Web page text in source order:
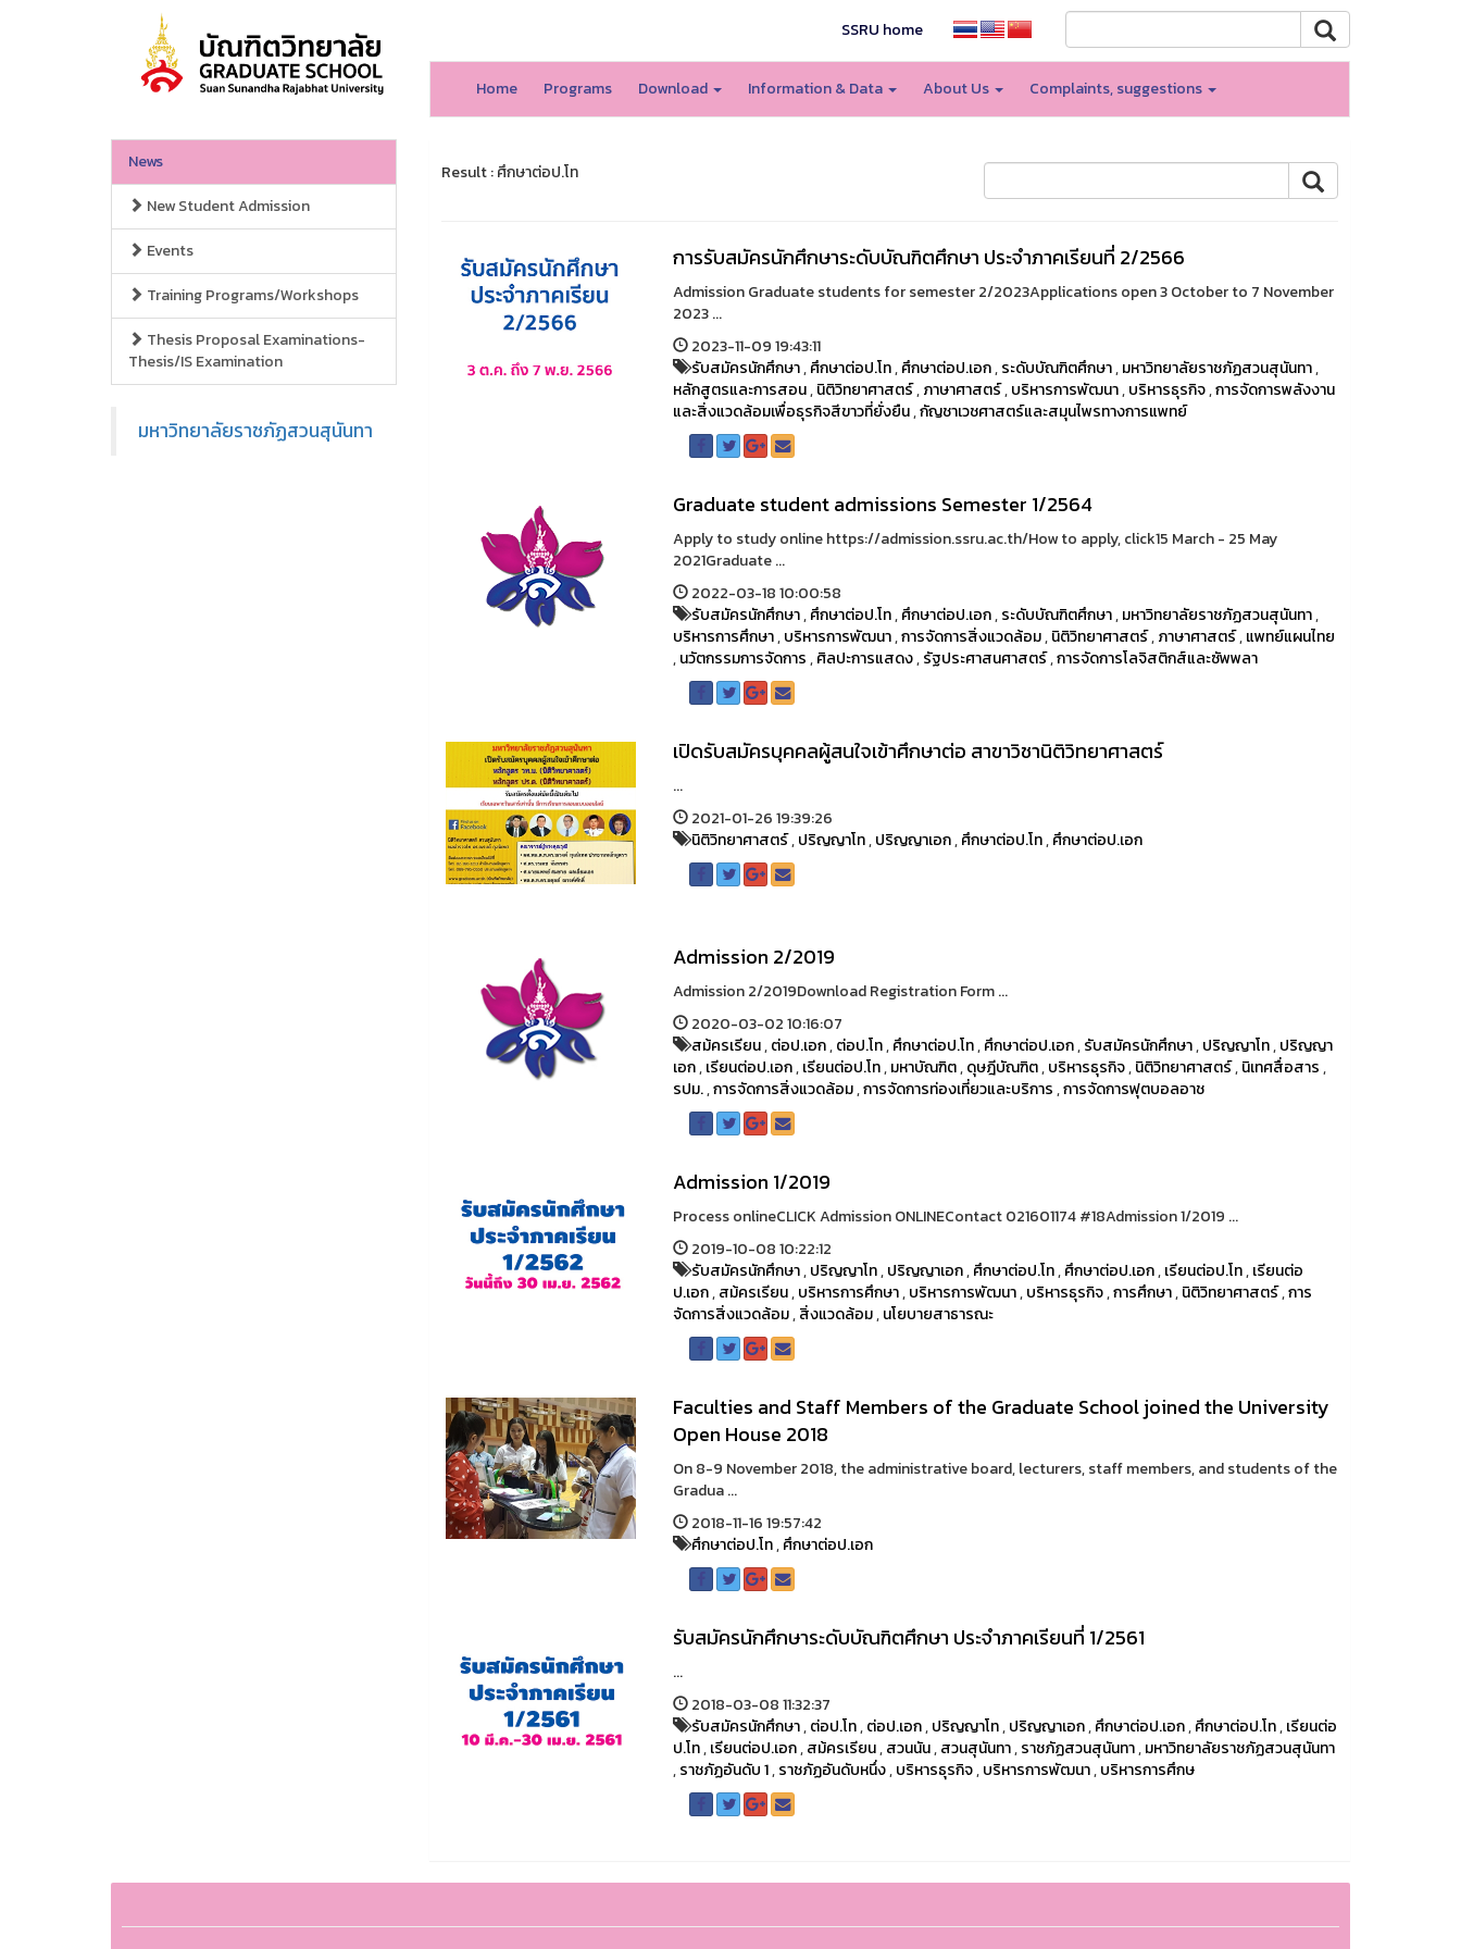
SSRU home
Home Programs Download Information & Data About Us Complaints, suggestions
News
New Student Admission
Events
Training Programs/Workshops
Thesis Proposal Examinations-
Thesis/IS Examination
มหาวิทยาลัยราชภัฏสวนสุนันทา
Result : ศึกษาต่อป.โท
การรับสมัครนักศึกษาระดับบัณฑิตศึกษา ประจำภาคเรียนที่ 2/2566
Admission Graduate students for semester 2/2023Applications open 3 October to 7 November
2023 ...
2023-11-09 19:43:11
รับสมัครนักศึกษา,ศึกษาต่อป.โท,ศึกษาต่อป.เอก,ระดับบัณฑิตศึกษา,มหาวิทยาลัยราชภัฏสวนสุนันทา,
หลักสูตรและการสอน,นิติวิทยาศาสตร์,ภาษาศาสตร์,บริหารการพัฒนา,บริหารธุรกิจ,การจัดการพลังงาน
และสิ่งแวดล้อมเพื่อธุรกิจสีขาวที่ยั่งยืน,กัญชาเวชศาสตร์และสมุนไพรทางการแพทย์
Graduate student admissions Semester 1/2564
Apply to study online https://admission.ssru.ac.th/How to apply, click15 March - 25 May
2021Graduate ...
2022-03-18 10:00:58
รับสมัครนักศึกษา,ศึกษาต่อป.โท,ศึกษาต่อป.เอก,ระดับบัณฑิตศึกษา,มหาวิทยาลัยราชภัฏสวนสุนันทา,
บริหารการศึกษา,บริหารการพัฒนา,การจัดการสิ่งแวดล้อม,นิติวิทยาศาสตร์,ภาษาศาสตร์,แพทย์แผนไทย
,นวัตกรรมการจัดการ,ศิลปะการแสดง,รัฐประศาสนศาสตร์,การจัดการโลจิสติกส์และซัพพลา
เปิดรับสมัครบุคคลผู้สนใจเข้าศึกษาต่อ สาขาวิชานิติวิทยาศาสตร์
...
2021-01-26 19:39:26
นิติวิทยาศาสตร์,ปริญญาโท,ปริญญาเอก,ศึกษาต่อป.โท,ศึกษาต่อป.เอก
Admission 2/2019
Admission 2/2019Download Registration Form ...
2020-03-02 10:16:07
สม้ครเรียน,ต่อป.เอก,ต่อป.โท,ศึกษาต่อป.โท,ศึกษาต่อป.เอก,รับสมัครนักศึกษา,ปริญญาโท,ปริญญา
เอก,เรียนต่อป.เอก,เรียนต่อป.โท,มหาบัณฑิต,ดุษฎีบัณฑิต,บริหารธุรกิจ,นิติวิทยาศาสตร์,นิเทศสื่อสาร,
รปม.,การจัดการสิ่งแวดล้อม,การจัดการท่องเที่ยวและบริการ,การจัดการฟุตบอลอาช
Admission 1/2019
Process onlineCLICK Admission ONLINEContact 021601174 #18Admission 1/2019 ...
2019-10-08 10:22:12
รับสมัครนักศึกษา,ปริญญาโท,ปริญญาเอก,ศึกษาต่อป.โท,ศึกษาต่อป.เอก,เรียนต่อป.โท,เรียนต่อ
ป.เอก,สม้ครเรียน,บริหารการศึกษา,บริหารการพัฒนา,บริหารธุรกิจ,การศึกษา,นิติวิทยาศาสตร์,การ
จัดการสิ่งแวดล้อม,สิ่งแวดล้อม,นโยบายสาธารณะ
Faculties and Staff Members of the Graduate School joined the University
Open House 2018
On 8-9 November 2018, the administrative board, lecturers, staff members, and students of the
Gradua ...
2018-11-16 19:57:42
ศึกษาต่อป.โท,ศึกษาต่อป.เอก
รับสมัครนักศึกษาระดับบัณฑิตศึกษา ประจำภาคเรียนที่ 1/2561
...
2018-03-08 11:32:37
รับสมัครนักศึกษา,ต่อป.โท,ต่อป.เอก,ปริญญาโท,ปริญญาเอก,ศึกษาต่อป.เอก,ศึกษาต่อป.โท,เรียนต่อ
ป.โท,เรียนต่อป.เอก,สม้ครเรียน,สวนนัน,สวนสุนันทา,ราชภัฏสวนสุนันทา,มหาวิทยาลัยราชภัฏสวนสุนันทา
,ราชภัฏอันดับ 1,ราชภัฏอันดับหนึ่ง,บริหารธุรกิจ,บริหารการพัฒนา,บริหารการศึกษ